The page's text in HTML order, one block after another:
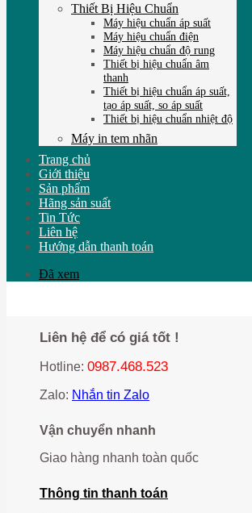
Thiết Bị Hiệu Chuẩn
Máy hiệu chuẩn áp suất
Máy hiệu chuẩn điện
Máy hiệu chuẩn độ rung
Thiết bị hiệu chuẩn âm
thanh
Thiết bị hiệu chuẩn áp suất,
tạo áp suất, so áp suất
Thiết bị hiệu chuẩn nhiệt độ
Máy in tem nhãn
Trang chủ
Giới thiệu
Sản phẩm
Hãng sản suất
Tin Tức
Liên hệ
Hướng dẫn thanh toán
Đã xem
Liên hệ để có giá tốt !
Hotline: 0987.468.523
Zalo: Nhắn tin Zalo
Vận chuyển nhanh
Giao hàng nhanh toàn quốc
Thông tin thanh toán